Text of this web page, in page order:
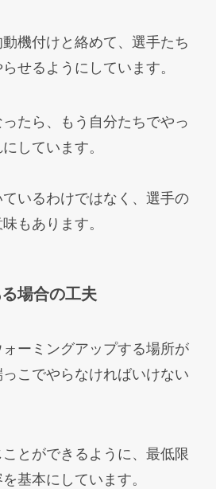
機付けと絡めて、選手たち
せるようにしています。
たら、もう自分たちでやっ
しています。
いるわけではなく、選手の
もあります。
場合の工夫
ーミングアップする場所が
こでやらなければいけない
とができるように、最低限
基本にしています。